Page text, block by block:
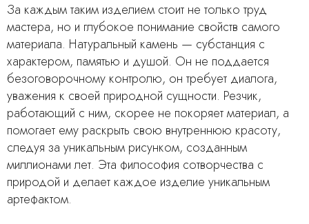
За каждым таким изделием стоит не только труд
мастера, но и глубокое понимание свойств самого
материала. Натуральный камень — субстанция с
характером, памятью и душой. Он не поддается
безоговорочному контролю, он требует диалога,
уважения к своей природной сущности. Резчик,
работающий с ним, скорее не покоряет материал, а
помогает ему раскрыть свою внутреннюю красоту,
следуя за уникальным рисунком, созданным
миллионами лет. Эта философия сотворчества с
природой и делает каждое изделие уникальным
артефактом.